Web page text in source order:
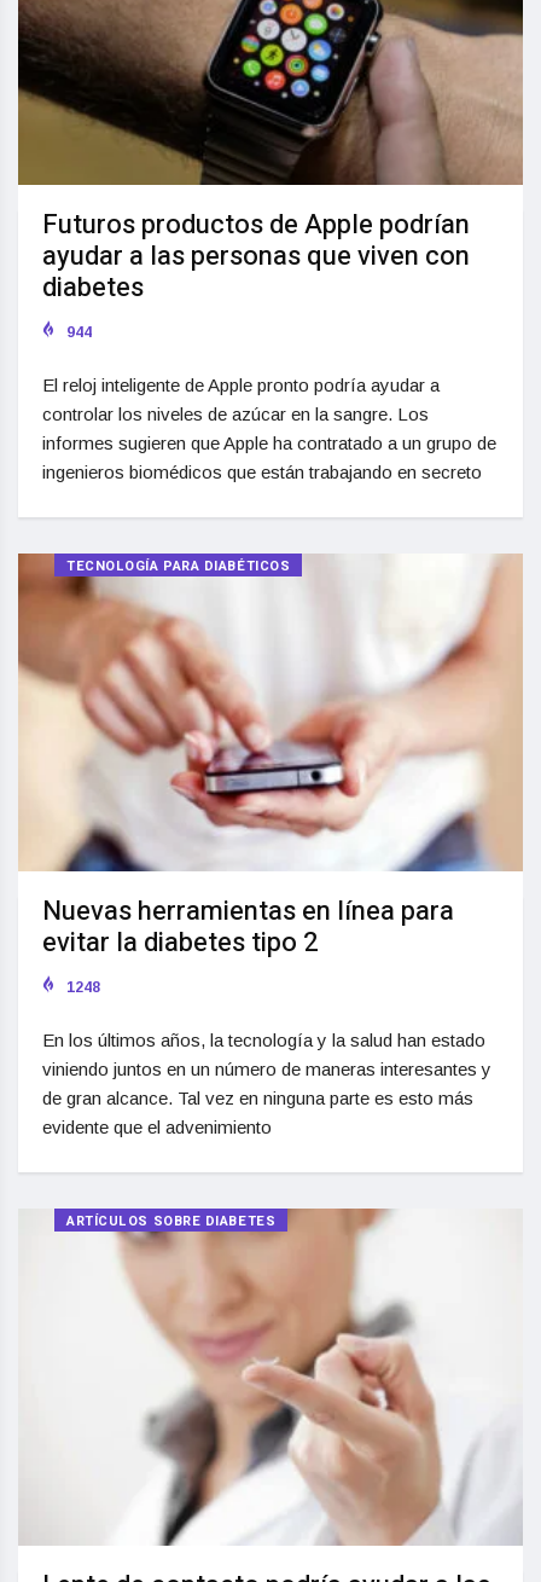
Futuros productos de Apple podrían
ayudar a las personas que viven con
diabetes
944
El reloj inteligente de Apple pronto podría ayudar a
controlar los niveles de azúcar en la sangre. Los
informes sugieren que Apple ha contratado a un grupo de
ingenieros biomédicos que están trabajando en secreto
TECNOLOGÍA PARA DIABÉTICOS
Nuevas herramientas en línea para
evitar la diabetes tipo 2
1248
En los últimos años, la tecnología y la salud han estado
viniendo juntos en un número de maneras interesantes y
de gran alcance. Tal vez en ninguna parte es esto más
evidente que el advenimiento
ARTÍCULOS SOBRE DIABETES